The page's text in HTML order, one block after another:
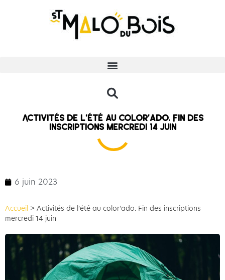
Activités de l’été au color’ado. Fin des
inscriptions mercredi 14 juin
6 juin 2023
Accueil > Activités de l’été au color’ado. Fin des inscriptions
mercredi 14 juin